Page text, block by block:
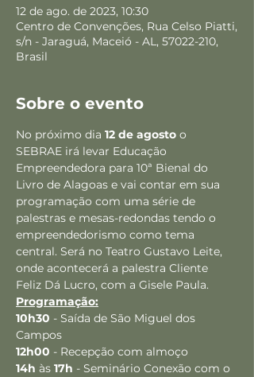
12 de ago. de 2023, 10:30
Centro de Convenções, Rua Celso Piatti,
s/n - Jaraguá, Maceió - AL, 57022-210,
Brasil
Sobre o evento
No próximo dia 12 de agosto o
SEBRAE irá levar Educação
Empreendedora para 10ª Bienal do
Livro de Alagoas e vai contar em sua
programação com uma série de
palestras e mesas-redondas tendo o
empreendedorismo como tema
central. Será no Teatro Gustavo Leite,
onde acontecerá a palestra Cliente
Feliz Dá Lucro, com a Gisele Paula.
Programação:
10h30 - Saída de São Miguel dos
Campos
12h00 - Recepção com almoço
14h às 17h - Seminário Conexão com o